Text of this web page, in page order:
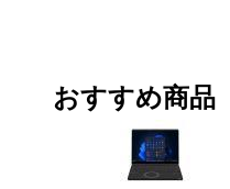
おすすめ商品